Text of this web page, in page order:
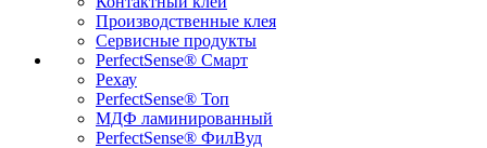
Производственные клея
Сервисные продукты
PerfectSense® Смарт
Рехау
PerfectSense® Топ
МДФ ламинированный
PerfectSense® ФилВуд